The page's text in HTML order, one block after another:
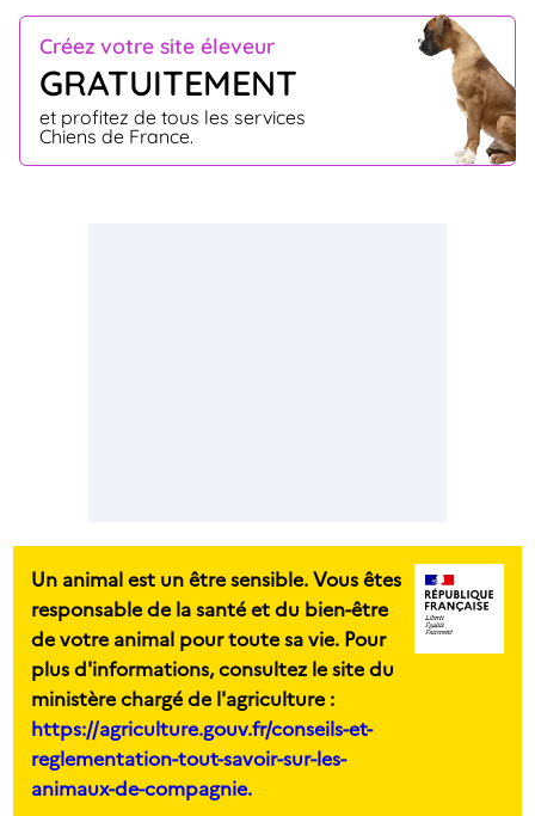
Créez votre site éleveur
GRATUITEMENT
et profitez de tous les services
Chiens de France.
Un animal est un être sensible. Vous êtes
responsable de la santé et du bien-être
de votre animal pour toute sa vie. Pour
plus d'informations, consultez le site du
ministère chargé de l'agriculture :
https://agriculture.gouv.fr/conseils-et-
reglementation-tout-savoir-sur-les-
animaux-de-compagnie.